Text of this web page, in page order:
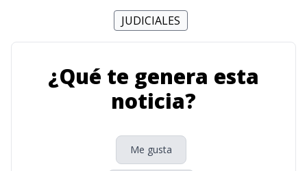
JUDICIALES
¿Qué te genera esta
noticia?
Me gusta